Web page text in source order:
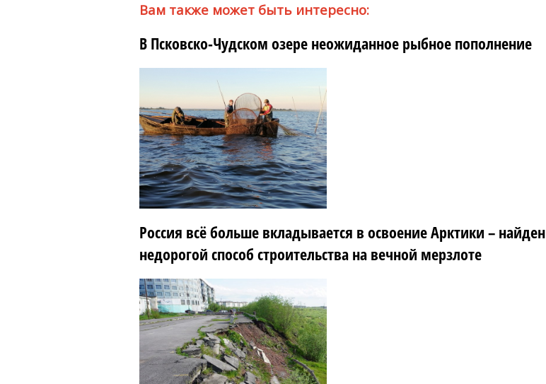
Вам также может быть интересно:
В Псковско-Чудском озере неожиданное рыбное пополнение
Россия всё больше вкладывается в освоение Арктики – найден
недорогой способ строительства на вечной мерзлоте